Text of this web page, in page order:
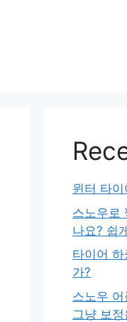
윈터 타
스노우로
나요? 쉽
타이어
가?
스노우
그냥 보